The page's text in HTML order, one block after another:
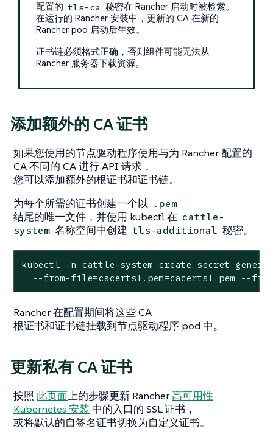
配置的 tls-ca 秘密在 Rancher 启动时被检索。
在运行的 Rancher 安装中，更新的 CA 在新的
Rancher pod 启动后生效。
证书链必须格式正确，否则组件可能无法从
Rancher 服务器下载资源。
添加额外的 CA 证书
如果您使用的节点驱动程序使用与为 Rancher 配置的
CA 不同的 CA 进行 API 请求，
您可以添加额外的根证书和证书链。
为每个所需的证书创建一个以
.pem
结尾的唯一文件，并使用 kubectl 在 cattle-
system 名称空间中创建 tls-additional 秘密。
kubectl -n cattle-system create secret
--from-file=cacerts1.pem=cacerts1.pem --
Rancher 在配置期间将这些 CA
根证书和证书链挂载到节点驱动程序 pod 中。
更新私有 CA 证书
按照 此页面上的步骤更新 Rancher高可用性
Kubernetes 安装 中的入口的 SSL 证书，
或将默认的自签名证书切换为自定义证书。